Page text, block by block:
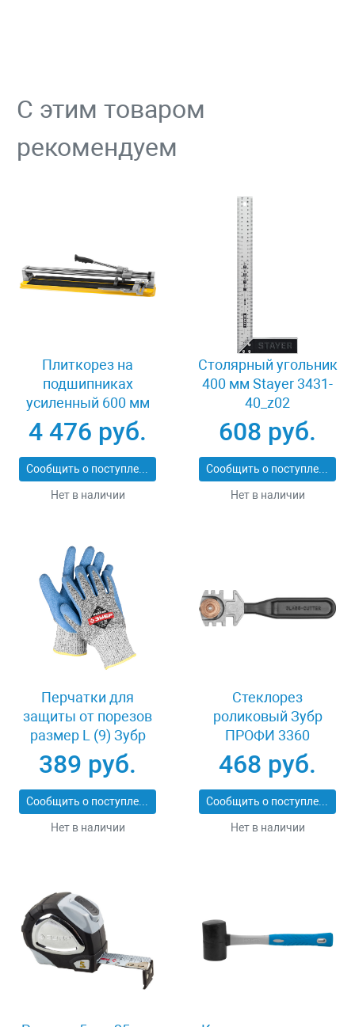
С этим товаром
рекомендуем
Плиткорез на
подшипниках
усиленный 600 мм
Stayer PROFI 3318-60
4 476 руб.
Сообщить о поступлении
Нет в наличии
Столярный угольник
400 мм Stayer 3431-
40_z02
608 руб.
Сообщить о поступлении
Нет в наличии
Перчатки для
защиты от порезов
размер L (9) Зубр
11277-L
389 руб.
Сообщить о поступлении
Нет в наличии
Стеклорез
роликовый Зубр
ПРОФИ 3360
468 руб.
Сообщить о поступлении
Нет в наличии